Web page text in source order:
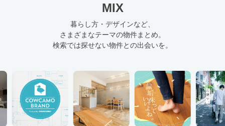
MIX
暮らし方・デザインなど、
さまざまなテーマの物件まとめ。
検索では探せない物件との出会いを。